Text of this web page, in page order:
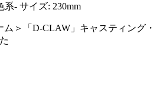
系- サイズ: 230mm